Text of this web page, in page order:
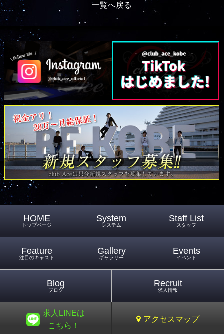
一覧へ戻る
HOME
トップページ
System
システム
Staff List
スタッフ
Feature
注目のキャスト
Gallery
ギャラリー
Events
イベント
Blog
ブログ
Recruit
求人情報
求人LINEは
こちら！
アクセスマップ